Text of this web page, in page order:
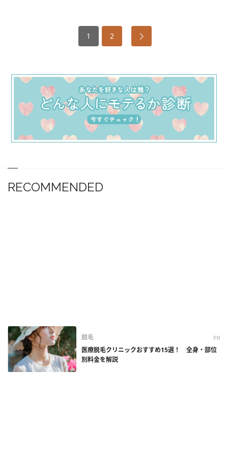
1 2
RECOMMENDED
脱毛 PR
医療脱毛クリニックおすすめ15選！ 全身・部位
別料金を解説